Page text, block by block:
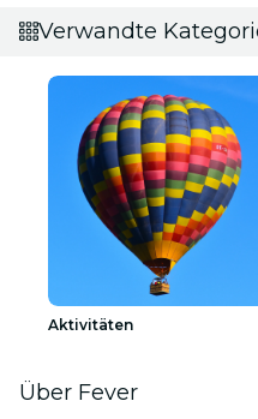
Verwandte
Aktivitäten
Über Fever